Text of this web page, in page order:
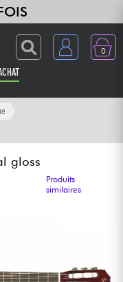
0
gloss
Produits
similaires